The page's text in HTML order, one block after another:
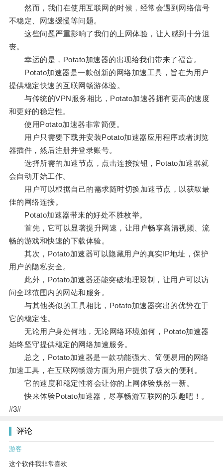
然而，我们在使用互联网的时候，经常会遇到网络信号
不稳定、网速缓慢等问题。
这些问题严重影响了我们的上网体验，让人感到十分沮
丧。
幸运的是，Potato加速器的出现给我们带来了福音。
Potato加速器是一款创新的网络加速工具，旨在为用户
提供稳定快速的互联网畅游体验。
与传统的VPN服务相比，Potato加速器拥有更高的速度
和更好的稳定性。
使用Potato加速器非常简便。
用户只需要下载并安装Potato加速器应用程序或者浏览
器插件，然后注册并登录账号。
选择所需的加速节点，点击连接按钮，Potato加速器就
会自动开始工作。
用户可以根据自己的需求随时切换加速节点，以获取最
佳的网络连接。
Potato加速器带来的好处不胜枚举。
首先，它可以显著提升网速，让用户畅享高清视频、流
畅的游戏和快速的下载体验。
其次，Potato加速器可以隐藏用户的真实IP地址，保护
用户的隐私安全。
此外，Potato加速器还能突破地理限制，让用户可以访
问全球范围内的网站和服务。
与其他类似的工具相比，Potato加速器突出的优势在于
它的稳定性。
无论用户身处何地，无论网络环境如何，Potato加速器
始终坚守提供稳定的网络加速服务。
总之，Potato加速器是一款功能强大、简便易用的网络
加速工具，在互联网畅游方面为用户提供了极大的便利。
它的速度和稳定性将会让你的上网体验焕然一新。
快来体验Potato加速器，尽享畅游互联网的乐趣吧！。
#3#
评论
游客
这个软件我非常喜欢